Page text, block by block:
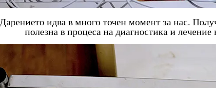
Дарението идва в много точен момент за нас.
полезна в процеса на диагностика и